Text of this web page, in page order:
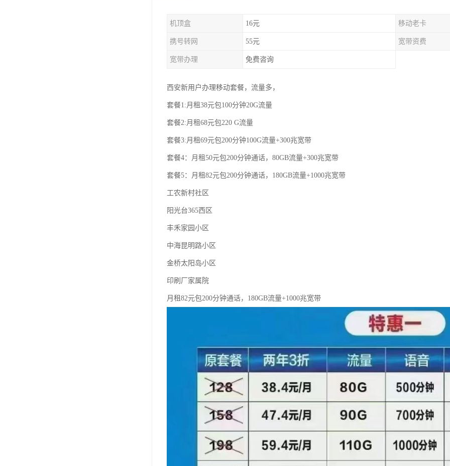
机顶盒 16元 移动老卡
携号转网 55元 宽带资费
宽带办理 免费咨询
西安新用户办理移动套餐，流量多，
套餐1:月租38元包100分钟20G流量
套餐2:月租68元包220 G流量
套餐3:月租69元包200分钟100G流量+300兆宽带
套餐4：月租50元包200分钟通话，80GB流量+300兆宽带
套餐5：月租82元包200分钟通话，180GB流量+1000兆宽带
工农新村社区
阳光台365西区
丰禾家园小区
中海昆明路小区
金桥太阳岛小区
印刷厂家属院
月租82元包200分钟通话，180GB流量+1000兆宽带